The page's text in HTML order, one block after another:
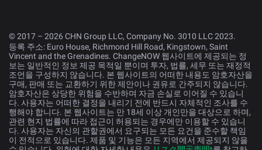
© 2017 – 2026 CHN Group LLC, Company No. 3010 LLC 2023.
등록 주소: Euro House, Richmond Hill Road, Kingstown, Saint
Vincent and the Grenadines. ChangeNOW 웹사이트에 제공되는 정
보는 일반적인 정보 제공 목적일 뿐이며 투자, 법률, 세무 또는 재정적
조언을 구성하지 않습니다. 본 웹사이트의 어떠한 내용도 암호자산을
구매, 판매 또는 교환하기 위한 제안이나 권유로 간주되지 않습니다.
암호자산은 상당한 위험을 수반하며 자금 손실로 이어질 수 있습니
다. 사용자는 어떠한 결정을 내리기 전에 반드시 자체적인 조사를 수
행해야 합니다. 본 웹사이트는 만 18세 이상 개인만을 대상으로 하며,
관련 현지 법률에 따라 접근이 허용되는 경우에만 이용할 수 있습니
다. 사용자는 자신의 관할권에서 요구되는 모든 요건을 준수할 책임
이 전적으로 있습니다. 제품 및 기능은 모든 지역에서 제공되지 않을